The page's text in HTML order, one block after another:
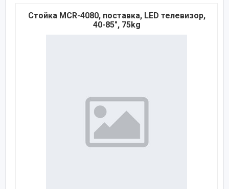
Стойка MCR-4080, поставка, LED телевизор,
40-85", 75kg